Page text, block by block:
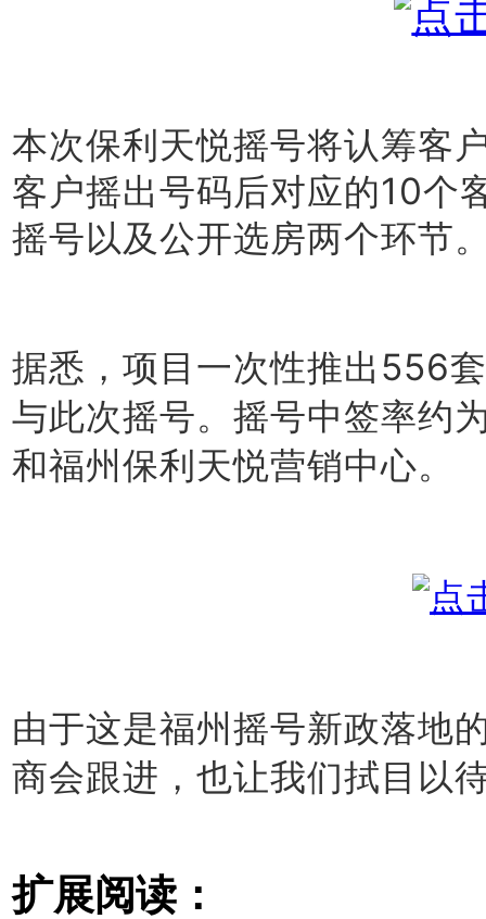
本次保利天悦摇号将认筹客
客户摇出号码后对应的10个
摇号以及公开选房两个环节
据悉，项目一次性推出556
与此次摇号。 摇号中签率约
和福州保利天悦营销中心。
由于这是福州摇号新政落地
商会跟进，也让我们拭目以
扩展阅读：